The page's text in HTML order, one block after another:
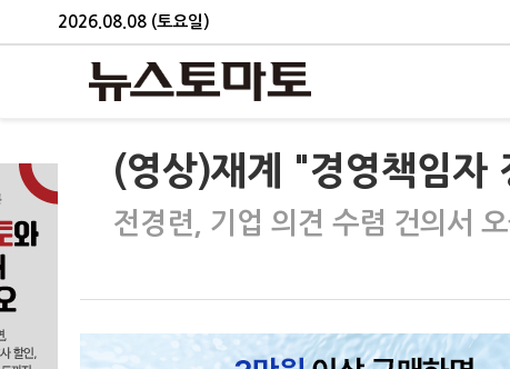
2026.08.08 (토요일)
(영상)재계 "경영책임자
전경련, 기업 의견 수렴 건의서